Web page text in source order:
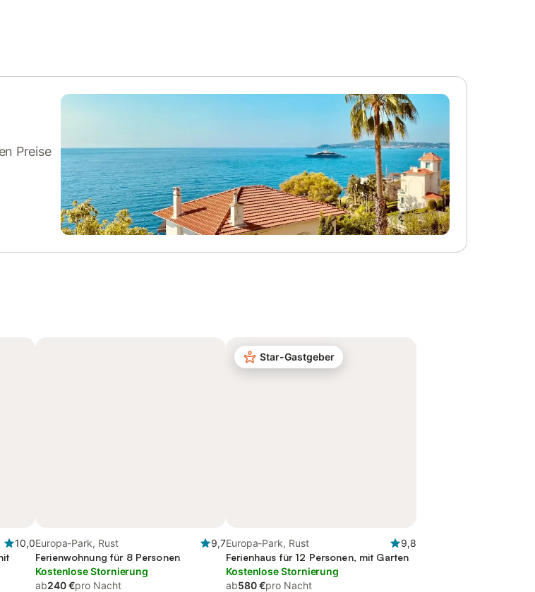
Preise
10,0Europa-Park, Rust
9,7
Ferienwohnung für 8 Personen
Kostenlose Stornierung
ab240 €pro Nacht
Star-Gastgeber
Europa-Park, Rust
9,8
Ferienhaus für 12 Personen, mit Garten
Kostenlose Stornierung
ab580 €pro Nacht